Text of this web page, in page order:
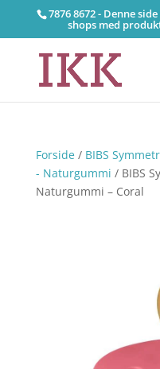
7876 8672 - Denne
shops med
Forside/ BIBS
- Naturgummi / BIBS
Naturgummi – Coral